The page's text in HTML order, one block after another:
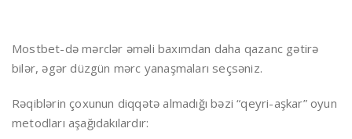
Mostbet-də mərclər əməli baxımdan daha qazanc gətirə
bilər, əgər düzgün mərc yanaşmaları seçsəniz.
Rəqiblərin çoxunun diqqətə almadığı bəzi “qeyri-aşkar” oyun
metodları aşağıdakılardır: